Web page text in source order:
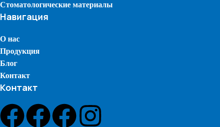
Стоматологические материалы
Навигация
О нас
Продукция
Блог
Контакт
Контакт